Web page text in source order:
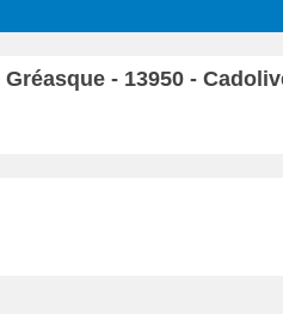
- 13950 -